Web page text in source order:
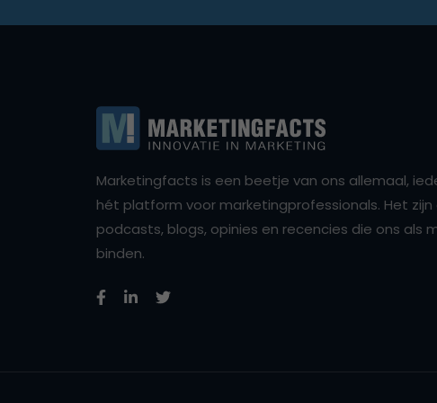
Marketingfacts is een beetje van ons allemaal,
hét platform voor marketingprofessionals. Het zijn
podcasts, blogs, opinies en recencies die ons als
binden.